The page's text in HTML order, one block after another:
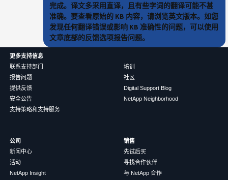
完成。译文多采用直译，且有些字词的翻译可能不甚
准确。要查看原始的 KB 内容，请浏览英文版本。如您
发现任何翻译错误或影响 KB 准确性的问题，可以使用
文章底部的反馈选项报告问题。
更多支持信息
联系支持部门
报告问题
提供反馈
安全公告
支持策略和支持服务
培训
社区
Digital Support Blog
NetApp Neighborhood
公司
新闻中心
活动
NetApp Insight
销售
先试后买
寻找合作伙伴
与 NetApp 合作